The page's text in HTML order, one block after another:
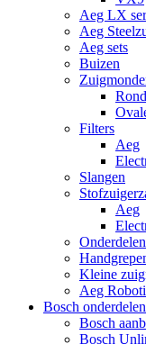
Aeg LX
Aeg
Aeg sets
Buizen
Filters
Aeg
Slangen
Aeg
Kleine
Aeg
Bosch onderdelen
Bosch
Bosch